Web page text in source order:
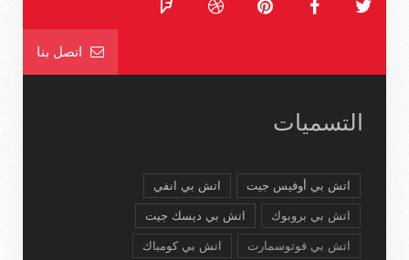
اتصل بنا
التسميات
اتش بي أوفيس جيت اتش بي انفي
اتش بي بروبوك اتش بي ديسك جيت
اتش بي فوتوسمارت اتش بي كومباك